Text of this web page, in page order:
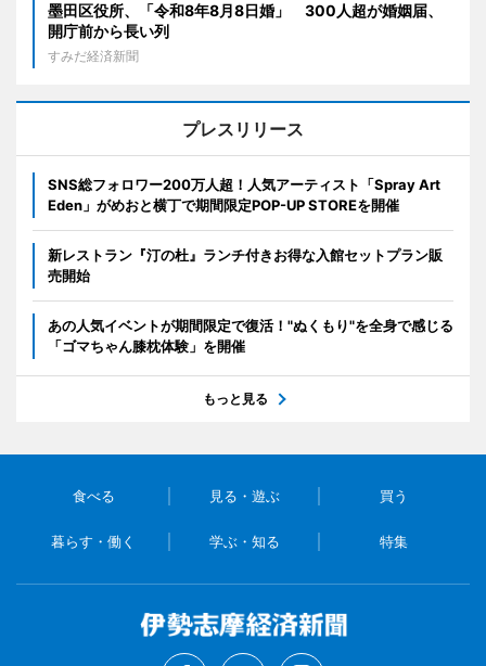
墨田区役所、「令和8年8月8日婚」 300人超が婚姻届、
開庁前から長い列
すみだ経済新聞
プレスリリース
SNS総フォロワー200万人超！人気アーティスト「Spray Art
Eden」がめおと横丁で期間限定POP-UP STOREを開催
新レストラン『汀の杜』ランチ付きお得な入館セットプラン販
売開始
あの人気イベントが期間限定で復活！"ぬくもり"を全身で感じる
「ゴマちゃん膝枕体験」を開催
もっと見る
食べる 見る・遊ぶ 買う
暮らす・働く 学ぶ・知る 特集